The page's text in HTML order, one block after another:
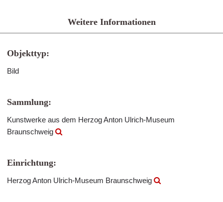
Weitere Informationen
Objekttyp:
Bild
Sammlung:
Kunstwerke aus dem Herzog Anton Ulrich-Museum
Braunschweig
Einrichtung:
Herzog Anton Ulrich-Museum Braunschweig